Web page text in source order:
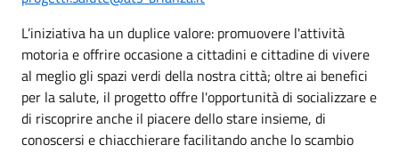
L’iniziativa ha un duplice valore: promuovere l'attività
motoria e offrire occasione a cittadini e cittadine di vivere
al meglio gli spazi verdi della nostra città; oltre ai benefici
per la salute, il progetto offre l'opportunità di socializzare e
di riscoprire anche il piacere dello stare insieme, di
conoscersi e chiacchierare facilitando anche lo scambio